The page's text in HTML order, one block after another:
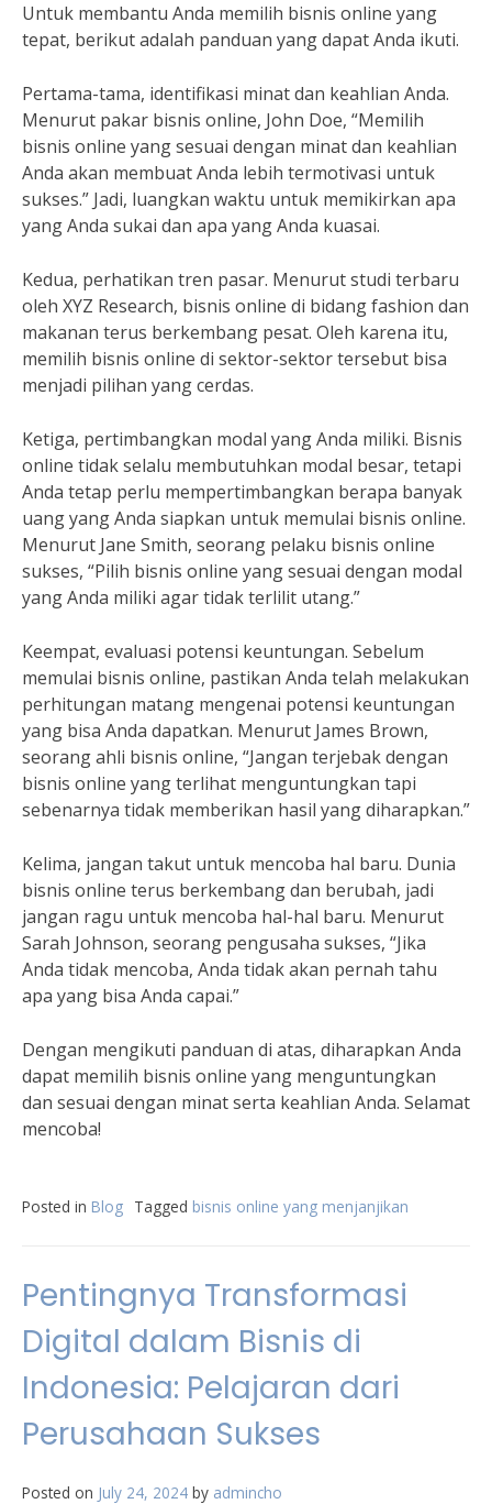
Untuk membantu Anda memilih bisnis online yang
tepat, berikut adalah panduan yang dapat Anda ikuti.
Pertama-tama, identifikasi minat dan keahlian Anda.
Menurut pakar bisnis online, John Doe, “Memilih
bisnis online yang sesuai dengan minat dan keahlian
Anda akan membuat Anda lebih termotivasi untuk
sukses.” Jadi, luangkan waktu untuk memikirkan apa
yang Anda sukai dan apa yang Anda kuasai.
Kedua, perhatikan tren pasar. Menurut studi terbaru
oleh XYZ Research, bisnis online di bidang fashion dan
makanan terus berkembang pesat. Oleh karena itu,
memilih bisnis online di sektor-sektor tersebut bisa
menjadi pilihan yang cerdas.
Ketiga, pertimbangkan modal yang Anda miliki. Bisnis
online tidak selalu membutuhkan modal besar, tetapi
Anda tetap perlu mempertimbangkan berapa banyak
uang yang Anda siapkan untuk memulai bisnis online.
Menurut Jane Smith, seorang pelaku bisnis online
sukses, “Pilih bisnis online yang sesuai dengan modal
yang Anda miliki agar tidak terlilit utang.”
Keempat, evaluasi potensi keuntungan. Sebelum
memulai bisnis online, pastikan Anda telah melakukan
perhitungan matang mengenai potensi keuntungan
yang bisa Anda dapatkan. Menurut James Brown,
seorang ahli bisnis online, “Jangan terjebak dengan
bisnis online yang terlihat menguntungkan tapi
sebenarnya tidak memberikan hasil yang diharapkan.”
Kelima, jangan takut untuk mencoba hal baru. Dunia
bisnis online terus berkembang dan berubah, jadi
jangan ragu untuk mencoba hal-hal baru. Menurut
Sarah Johnson, seorang pengusaha sukses, “Jika
Anda tidak mencoba, Anda tidak akan pernah tahu
apa yang bisa Anda capai.”
Dengan mengikuti panduan di atas, diharapkan Anda
dapat memilih bisnis online yang menguntungkan
dan sesuai dengan minat serta keahlian Anda. Selamat
mencoba!
Posted in Blog Tagged bisnis online yang menjanjikan
Pentingnya Transformasi
Digital dalam Bisnis di
Indonesia: Pelajaran dari
Perusahaan Sukses
Posted on July 24, 2024 by admincho